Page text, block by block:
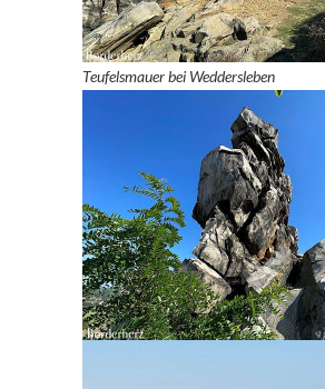
Teufelsmauer bei Weddersleben